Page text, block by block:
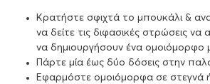
Κρατήστε σφιχτά το μπουκάλι &
να δείτε τις διφασικές στρώσεις να
να δημιουργήσουν ένα ομοιόμορφο
Πάρτε μία έως δύο δόσεις στην
Eφαρμόστε ομοιόμορφα σε στεγνά